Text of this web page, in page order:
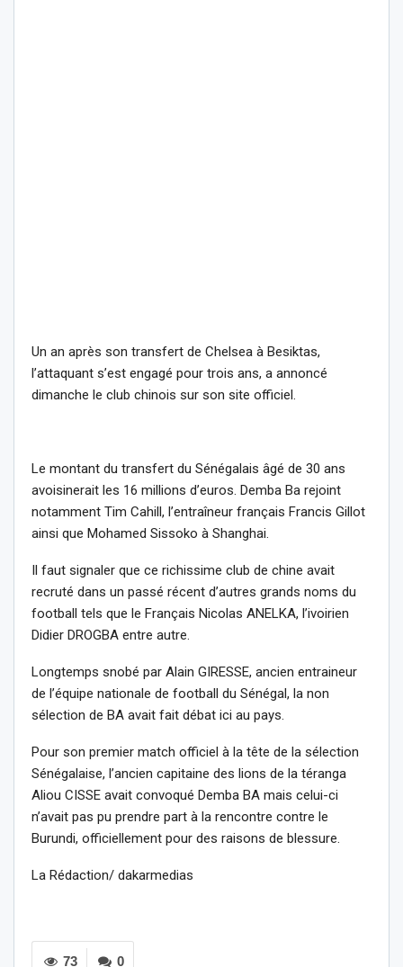
Un an après son transfert de Chelsea à Besiktas,
l’attaquant s’est engagé pour trois ans, a annoncé
dimanche le club chinois sur son site officiel.
Le montant du transfert du Sénégalais âgé de 30 ans
avoisinerait les 16 millions d’euros. Demba Ba rejoint
notamment Tim Cahill, l’entraîneur français Francis Gillot
ainsi que Mohamed Sissoko à Shanghai.
Il faut signaler que ce richissime club de chine avait
recruté dans un passé récent d’autres grands noms du
football tels que le Français Nicolas ANELKA, l’ivoirien
Didier DROGBA entre autre.
Longtemps snobé par Alain GIRESSE, ancien entraineur
de l’équipe nationale de football du Sénégal, la non
sélection de BA avait fait débat ici au pays.
Pour son premier match officiel à la tête de la sélection
Sénégalaise, l’ancien capitaine des lions de la téranga
Aliou CISSE avait convoqué Demba BA mais celui-ci
n’avait pas pu prendre part à la rencontre contre le
Burundi, officiellement pour des raisons de blessure.
La Rédaction/ dakarmedias
0
73